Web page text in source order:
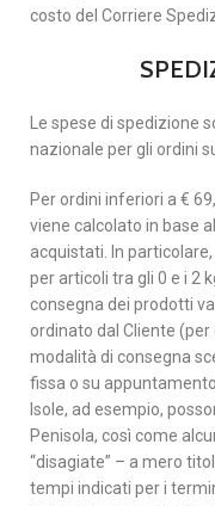
costo del Corriere
Le spese di spedizione
nazionale per gli ordini
Per ordini inferiori a €
viene calcolato in base
acquistati. In
per articoli tra gli 0 e i 2
consegna dei prodotti
ordinato dal Cliente (per
modalità di consegna
fissa o su
Isole, ad esempio,
Penisola, così come
“disagiate” – a mero
tempi indicati per i